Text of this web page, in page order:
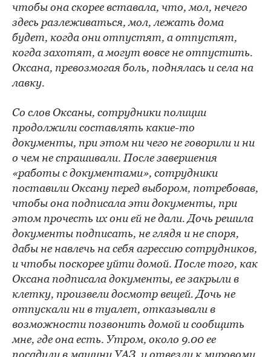
чтобы она скорее вставала, что, мол, нечего
здесь разлеживаться, мол, лежать дома
будет, когда они отпустят, а отпустят,
когда захотят, а могут вовсе не отпустить.
Оксана, превозмогая боль, поднялась и села на
лавку.
Со слов Оксаны, сотрудники полиции
продолжили составлять какие-то
документы, при этом ни чего не говорили и ни
о чем не спрашивали. После завершения
«работы с документами», сотрудники
поставили Оксану перед выбором, потребовав,
чтобы она подписала эти документы, при
этом прочесть их они ей не дали. Дочь решила
документы подписать, не глядя и не споря,
дабы не навлечь на себя агрессию сотрудников,
и чтобы поскорее уйти домой. После того, как
Оксана подписала документы, ее закрыли в
клетку, произвели досмотр вещей. Дочь не
отпускали ни в туалет, отказывали в
возможности позвонить домой и сообщить
мне, где она есть. Утром, около 9.00 ее
посадили в машину УАЗ, и отвезли к мировому